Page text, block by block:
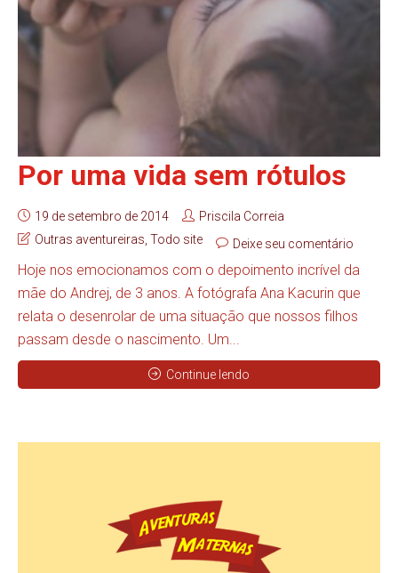
Por uma vida sem rótulos
19 de setembro de 2014
Priscila Correia
Outras aventureiras Todo site Deixe seu comentário
Hoje nos emocionamos com o depoimento incrível da
mãe do Andrej, de 3 anos. A fotógrafa Ana Kacurin que
relata o desenrolar de uma situação que nossos filhos
passam desde o nascimento. Um...
Continue lendo